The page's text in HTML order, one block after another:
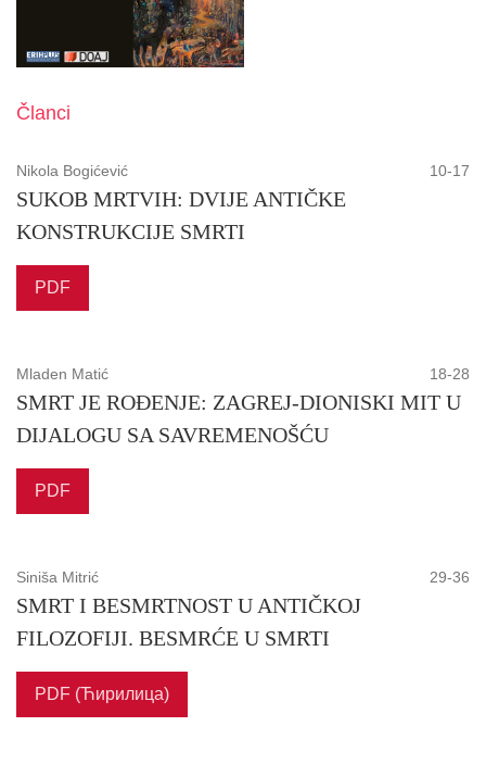
Članci
Nikola Bogićević 10-17
SUKOB MRTVIH: DVIJE ANTIČKE
KONSTRUKCIJE SMRTI
PDF
Mladen Matić 18-28
SMRT JE ROĐENJE: ZAGREJ-DIONISKI MIT U
DIJALOGU SA SAVREMENOŠĆU
PDF
Siniša Mitrić 29-36
SMRT I BESMRTNOST U ANTIČKOJ
FILOZOFIJI. BESMRĆE U SMRTI
PDF (Ћирилица)